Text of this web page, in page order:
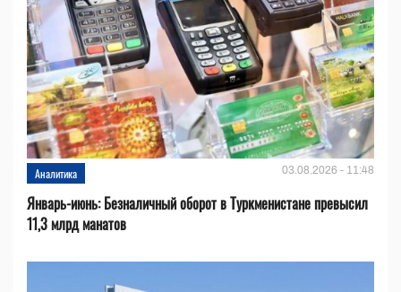
Аналитика 03.08.2026 - 11:48
Январь-июнь: Безналичный оборот в Туркменистане превысил
11,3 млрд манатов